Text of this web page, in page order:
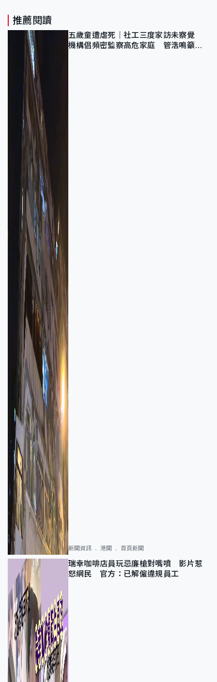
推薦閱讀
五歲童遭虐死｜社工三度家訪未察覺
機構倡頻密監察高危家庭 管浩鳴籲加
新聞資訊 港聞 首頁新聞
瑞幸咖啡店員玩忌廉槍對嘴噴 影片惹
怒網民 官方：已解僱違規員工